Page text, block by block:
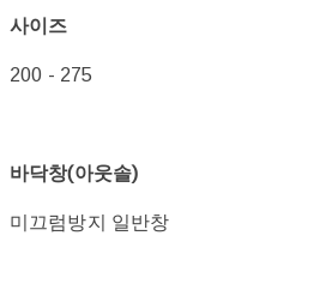
사이즈
200 - 275
바닥창(아웃솔)
미끄럼방지 일반창